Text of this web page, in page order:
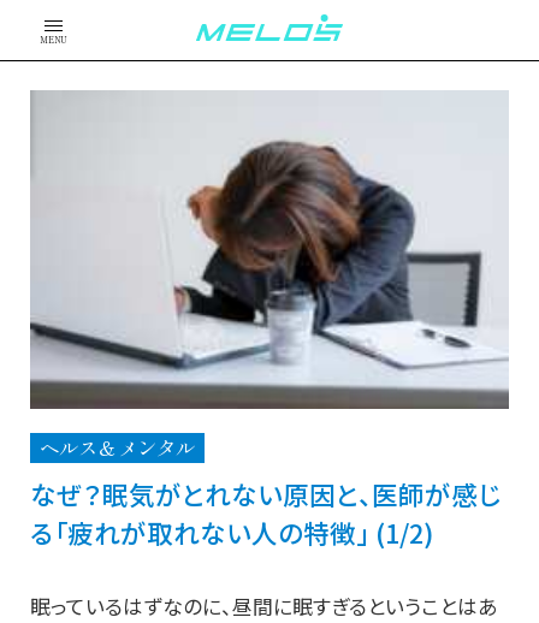
MENU
ヘルス＆メンタル
なぜ？眠気がとれない原因と、医師が感じ
る「疲れが取れない人の特徴」 (1/2)
眠っているはずなのに、昼間に眠すぎるということはあ